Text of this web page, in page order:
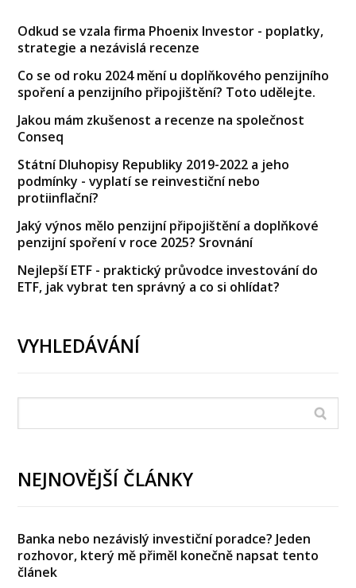
Odkud se vzala firma Phoenix Investor - poplatky,
strategie a nezávislá recenze
Co se od roku 2024 mění u doplňkového penzijního
spoření a penzijního připojištění? Toto udělejte.
Jakou mám zkušenost a recenze na společnost
Conseq
Státní Dluhopisy Republiky 2019-2022 a jeho
podmínky - vyplatí se reinvestiční nebo
protiinflační?
Jaký výnos mělo penzijní připojištění a doplňkové
penzijní spoření v roce 2025? Srovnání
Nejlepší ETF - praktický průvodce investování do
ETF, jak vybrat ten správný a co si ohlídat?
VYHLEDÁVÁNÍ
NEJNOVĚJŠÍ ČLÁNKY
Banka nebo nezávislý investiční poradce? Jeden
rozhovor, který mě přiměl konečně napsat tento
článek